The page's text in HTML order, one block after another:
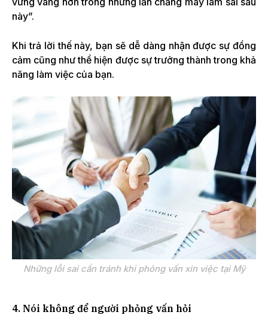
này”.
Khi trả lời thế này, bạn sẽ dễ dàng nhận được sự đồng
cảm cũng như thể hiện được sự trưởng thành trong khả
năng làm việc của bạn.
Những lỗi sai cần tránh khi phỏng vấn xin việc tại Mỹ
4. Nói không để người phỏng vấn hỏi